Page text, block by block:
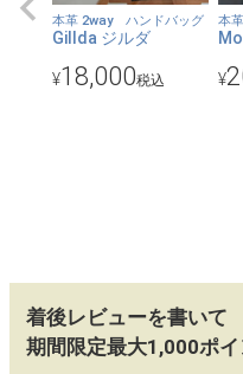
います。スマホや定期入れ
のにぴったり。
●チェーンバッグがお好きな
も、どなたにでも使いやす
●程よいツヤ感があり、しっ
す。
本革 2way ハンドバッグ
Gillda ジルダ
¥18,000税込
本
¥
着後レビューを書いて
期間限定最大1,000ポ